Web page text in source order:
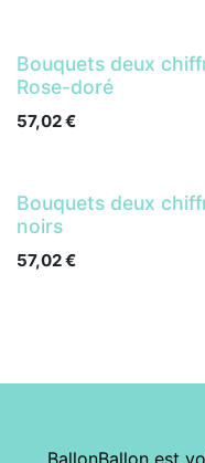
Bouquets deux
Rose-doré
57,02€
Bouquets deux
noirs
57,02€
BallonBallon est